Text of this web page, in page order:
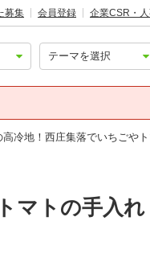
募集 会員登録 企業CSR・
冷地！西庄集落でいちごや
マトの手入れ